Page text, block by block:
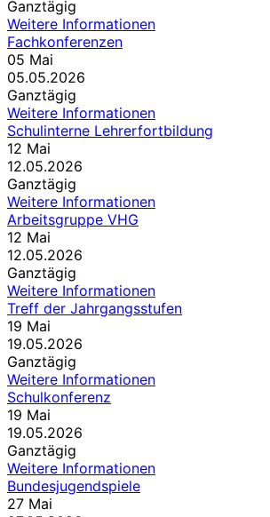
Ganztägig
Weitere Informationen
Fachkonferenzen
05 Mai
05.05.2026
Ganztägig
Weitere Informationen
Schulinterne Lehrerfortbildung
12 Mai
12.05.2026
Ganztägig
Weitere Informationen
Arbeitsgruppe VHG
12 Mai
12.05.2026
Ganztägig
Weitere Informationen
Treff der Jahrgangsstufen
19 Mai
19.05.2026
Ganztägig
Weitere Informationen
Schulkonferenz
19 Mai
19.05.2026
Ganztägig
Weitere Informationen
Bundesjugendspiele
27 Mai